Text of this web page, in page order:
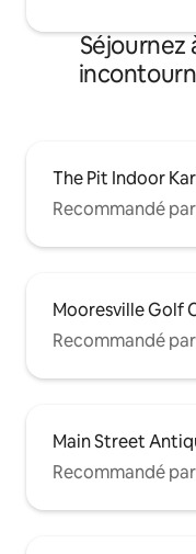
Séjournez
The Pit Indoor
Recommandé
Mooresville Golf
Recommandé
Main Street
Recommandé